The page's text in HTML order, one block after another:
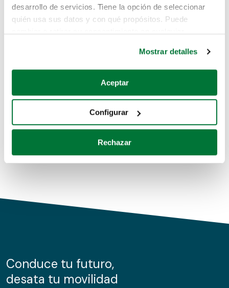
desarrollo de servicios. Tiene la opción de seleccionar
quién usa sus datos y con qué propósitos. Puede
Si lo permite, también quisiéramos:
Recopilar información sobre su ubicación geográfica
Identificar su dispositivo analizándolo activamente
para buscar características específicas (huellas
Obtenga más información sobre cómo se procesan sus
de cookies.
información sobre el uso que haga del sitio web con
nuestros partners de redes sociales, publicidad y análisis
Mostrar detalles
Aceptar
Configurar
Rechazar
Pero puedes encontrar el coche que estás
buscando en alguno de estos enlaces:
Coches de segunda mano
Coches de km0
Conduce tu futuro,
desata tu movilidad